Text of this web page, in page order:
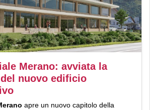
Merano: avviata la
nuovo edificio
apre un nuovo capitolo della